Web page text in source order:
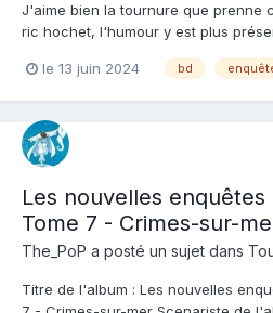
J'aime bien la tournure que prenne
ric hochet, l'humour y est plus
restent durs, il y a des morts, du
le 13 juin 2024 bd
Les nouvelles
Tome 7 - Crimes-sur-
The_PoP a posté un sujet dans
Titre de l'album : Les nouvelles